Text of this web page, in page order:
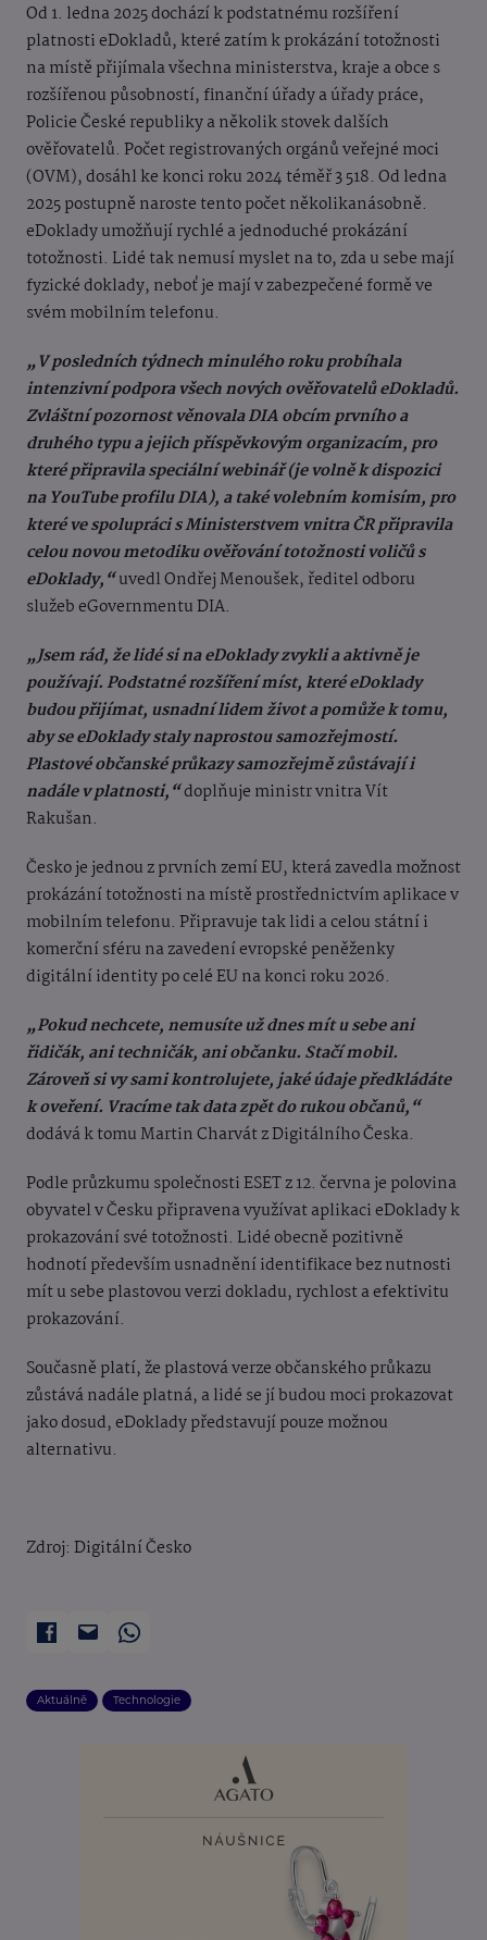
Od 1. ledna 2025 dochází k podstatnému rozšíření
platnosti eDokladů, které zatím k prokázání totožnosti
na místě přijímala všechna ministerstva, kraje a obce s
rozšířenou působností, finanční úřady a úřady práce,
Policie České republiky a několik stovek dalších
ověřovatelů. Počet registrovaných orgánů veřejné moci
(OVM), dosáhl ke konci roku 2024 téměř 3 518. Od ledna
2025 postupně naroste tento počet několikanásobně.
eDoklady umožňují rychlé a jednoduché prokázání
totožnosti. Lidé tak nemusí myslet na to, zda u sebe mají
fyzické doklady, neboť je mají v zabezpečené formě ve
svém mobilním telefonu.
„V posledních týdnech minulého roku probíhala
intenzivní podpora všech nových ověřovatelů eDokladů.
Zvláštní pozornost věnovala DIA obcím prvního a
druhého typu a jejich příspěvkovým organizacím, pro
které připravila speciální webinář (je volně k dispozici
na YouTube profilu DIA), a také volebním komisím, pro
které ve spolupráci s Ministerstvem vnitra ČR připravila
celou novou metodiku ověřování totožnosti voličů s
eDoklady,“uvedl Ondřej Menoušek, ředitel odboru
služeb eGovernmentu DIA.
„Jsem rád, že lidé si na eDoklady zvykli a aktivně je
používají. Podstatné rozšíření míst, které eDoklady
budou přijímat, usnadní lidem život a pomůže k tomu,
aby se eDoklady staly naprostou samozřejmostí.
Plastové občanské průkazy samozřejmě zůstávají i
nadále v platnosti,“doplňuje ministr vnitra Vít
Rakušan.
Česko je jednou z prvních zemí EU, která zavedla možnost
prokázání totožnosti na místě prostřednictvím aplikace v
mobilním telefonu. Připravuje tak lidi a celou státní i
komerční sféru na zavedení evropské peněženky
digitální identity po celé EU na konci roku 2026.
„Pokud nechcete, nemusíte už dnes mít u sebe ani
řidičák, ani techničák, ani občanku. Stačí mobil.
Zároveň si vy sami kontrolujete, jaké údaje předkládáte
k oveření. Vracíme tak data zpět do rukou občanů,“
dodává k tomu Martin Charvát z Digitálního Česka.
Podle průzkumu společnosti ESET z 12. června je polovina
obyvatel v Česku připravena využívat aplikaci eDoklady k
prokazování své totožnosti. Lidé obecně pozitivně
hodnotí především usnadnění identifikace bez nutnosti
mít u sebe plastovou verzi dokladu, rychlost a efektivitu
prokazování.
Současně platí, že plastová verze občanského průkazu
zůstává nadále platná, a lidé se jí budou moci prokazovat
jako dosud, eDoklady představují pouze možnou
alternativu.
Zdroj: Digitální Česko
Aktuálně Technologie